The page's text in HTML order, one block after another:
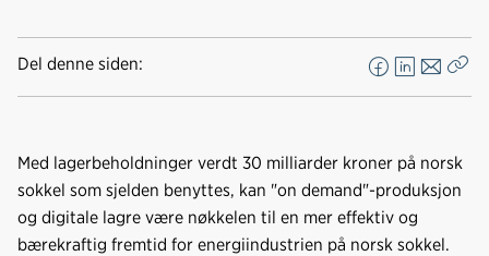
Del denne siden:
F
a
e
b
o
L
i
k
e
E
-
o
s
Med lagerbeholdninger verdt 30 milliarder kroner på norsk
sokkel som sjelden benyttes, kan "on demand"-produksjon
og digitale lagre være nøkkelen til en mer effektiv og
bærekraftig fremtid for energiindustrien på norsk sokkel.